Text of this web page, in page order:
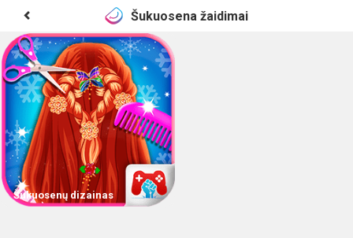
Šukuosena žaidimai
Šukuosenų dizainas